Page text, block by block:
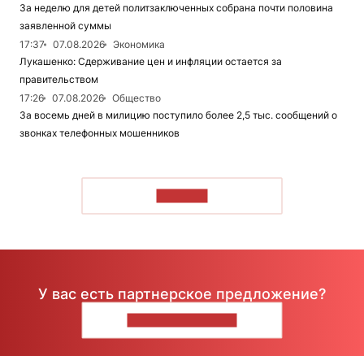
За неделю для детей политзаключенных собрана почти половина
заявленной суммы
17:37
07.08.2026
Экономика
Лукашенко: Сдерживание цен и инфляции остается за
правительством
17:26
07.08.2026
Общество
За восемь дней в милицию поступило более 2,5 тыс. сообщений о
звонках телефонных мошенников
У вас есть партнерское предложение?